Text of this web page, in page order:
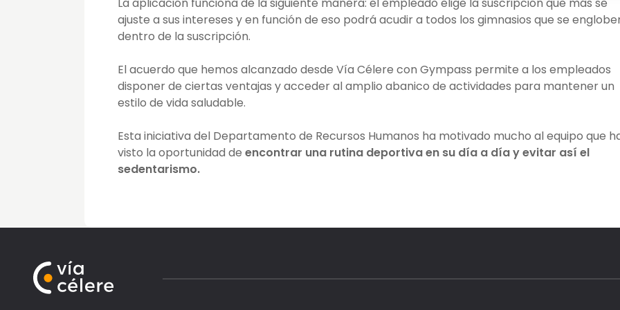
ajuste a sus intereses y en función de eso podrá acudir a todos los gimnasios que se
dentro de la suscripción.
El acuerdo que hemos alcanzado desde Vía Célere con Gympass permite a los empleados
disponer de ciertas ventajas y acceder al amplio abanico de actividades para mantener un
estilo de vida saludable.
Esta iniciativa del Departamento de Recursos Humanos ha motivado mucho al equipo que
visto la oportunidad de encontrar una rutina deportiva en su día a día y evitar así el
sedentarismo.